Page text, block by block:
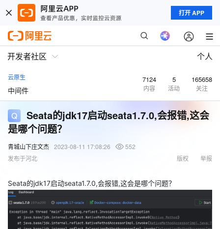
打开 APP
开发者社区 个人
云原生
中间件
7124
内容
5
活动
165658
关注
Seata的jdk17启动seata1.7.0,会报错,这会
是哪个问题？
青城山下庄文杰 2023-08-11 17:08:26
552
发布于河北
举报
版权
Seata的jdk17启动seata1.7.0,会报错,这会是哪个问题？